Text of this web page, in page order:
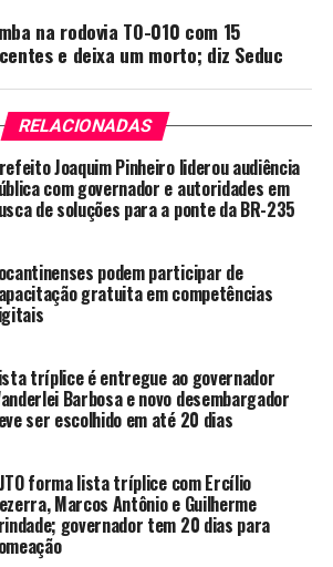
na rodovia TO-010 com 15
e deixa um morto; diz Seduc
RELACIONADAS
Joaquim Pinheiro liderou audiência
com governador e autoridades em
de soluções para a ponte da BR-235
podem participar de
gratuita em competências
tríplice é entregue ao governador
Barbosa e novo desembargador
ser escolhido em até 20 dias
forma lista tríplice com Ercílio
Marcos Antônio e Guilherme
governador tem 20 dias para